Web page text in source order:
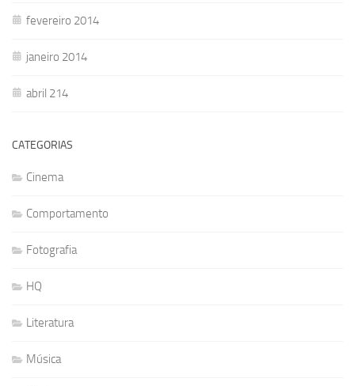
fevereiro 2014
janeiro 2014
abril 214
CATEGORIAS
Cinema
Comportamento
Fotografia
HQ
Literatura
Música